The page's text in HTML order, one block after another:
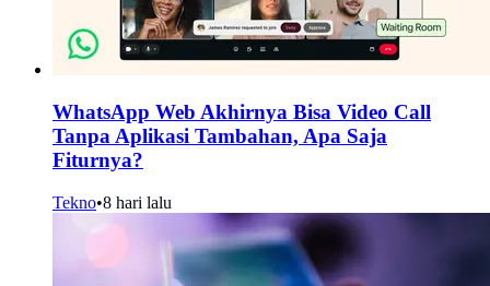
WhatsApp Web Akhirnya Bisa Video Call
Tanpa Aplikasi Tambahan, Apa Saja
Fiturnya?
Tekno•8 hari lalu